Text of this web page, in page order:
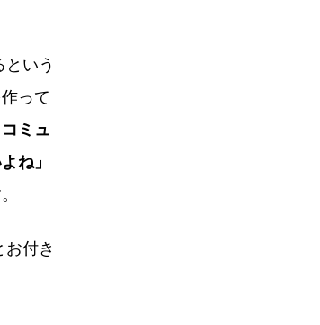
いう
って
ミュ
ね」
付き